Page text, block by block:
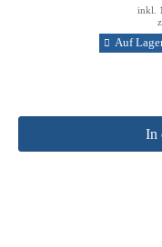
inkl.
Auf
In